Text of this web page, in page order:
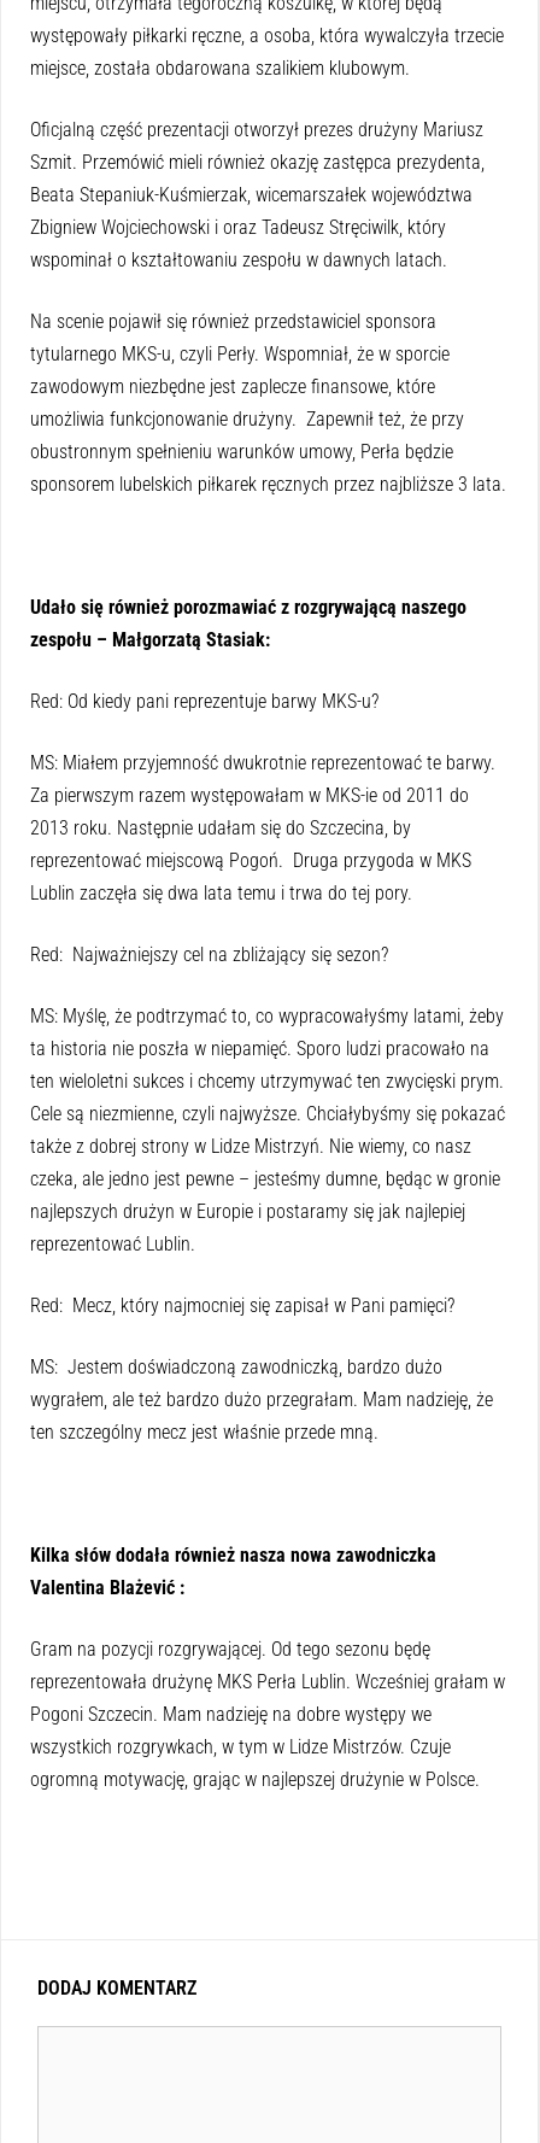
występowały piłkarki ręczne, a osoba, która wywalczyła trzecie
miejsce, została obdarowana szalikiem klubowym.
Oficjalną część prezentacji otworzył prezes drużyny Mariusz
Szmit. Przemówić mieli również okazję zastępca prezydenta,
Beata Stepaniuk-Kuśmierzak, wicemarszałek województwa
Zbigniew Wojciechowski i oraz Tadeusz Stręciwilk, który
wspominał o kształtowaniu zespołu w dawnych latach.
Na scenie pojawił się również przedstawiciel sponsora
tytularnego MKS-u, czyli Perły. Wspomniał, że w sporcie
zawodowym niezbędne jest zaplecze finansowe, które
umożliwia funkcjonowanie drużyny. Zapewnił też, że przy
obustronnym spełnieniu warunków umowy, Perła będzie
sponsorem lubelskich piłkarek ręcznych przez najbliższe 3 lata.
Udało się również porozmawiać z rozgrywającą naszego
zespołu – Małgorzatą Stasiak:
Red: Od kiedy pani reprezentuje barwy MKS-u?
MS: Miałem przyjemność dwukrotnie reprezentować te barwy.
Za pierwszym razem występowałam w MKS-ie od 2011 do
2013 roku. Następnie udałam się do Szczecina, by
reprezentować miejscową Pogoń. Druga przygoda w MKS
Lublin zaczęła się dwa lata temu i trwa do tej pory.
Red: Najważniejszy cel na zbliżający się sezon?
MS: Myślę, że podtrzymać to, co wypracowałyśmy latami, żeby
ta historia nie poszła w niepamięć. Sporo ludzi pracowało na
ten wieloletni sukces i chcemy utrzymywać ten zwycięski prym.
Cele są niezmienne, czyli najwyższe. Chciałybyśmy się pokazać
także z dobrej strony w Lidze Mistrzyń. Nie wiemy, co nasz
czeka, ale jedno jest pewne – jesteśmy dumne, będąc w gronie
najlepszych drużyn w Europie i postaramy się jak najlepiej
reprezentować Lublin.
Red: Mecz, który najmocniej się zapisał w Pani pamięci?
MS: Jestem doświadczoną zawodniczką, bardzo dużo
wygrałem, ale też bardzo dużo przegrałam. Mam nadzieję, że
ten szczególny mecz jest właśnie przede mną.
Kilka słów dodała również nasza nowa zawodniczka
Valentina Blażević :
Gram na pozycji rozgrywającej. Od tego sezonu będę
reprezentowała drużynę MKS Perła Lublin. Wcześniej grałam w
Pogoni Szczecin. Mam nadzieję na dobre występy we
wszystkich rozgrywkach, w tym w Lidze Mistrzów. Czuje
ogromną motywację, grając w najlepszej drużynie w Polsce.
DODAJ KOMENTARZ